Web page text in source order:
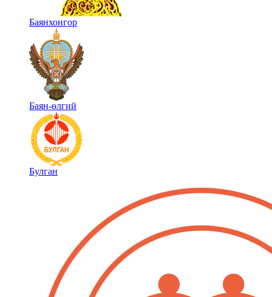
Баянхонгор
Баян-өлгий
Булган